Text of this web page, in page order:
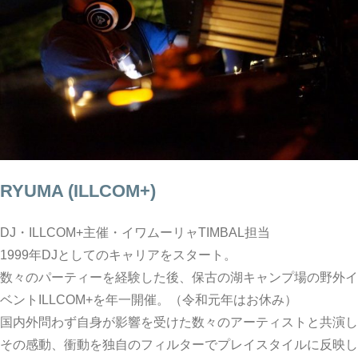
RYUMA (ILLCOM+)
DJ・ILLCOM+主催・イワムーリャTIMBAL担当
1999年DJとしてのキャリアをスタート。
数々のパーティーを経験した後、保古の湖キャンプ場の野外イ
ベントILLCOM+を年一開催。（令和元年はお休み）
国内外問わず自身が影響を受けた数々のアーティストと共演し
その感動、衝動を独自のフィルターでプレイスタイルに反映し